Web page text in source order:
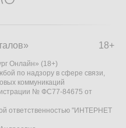
18+
Онлайн» (18+)
по надзору в сфере связи,
коммуникаций
№ ФС77-84675 от
ответственностью "ИНТЕРНЕТ